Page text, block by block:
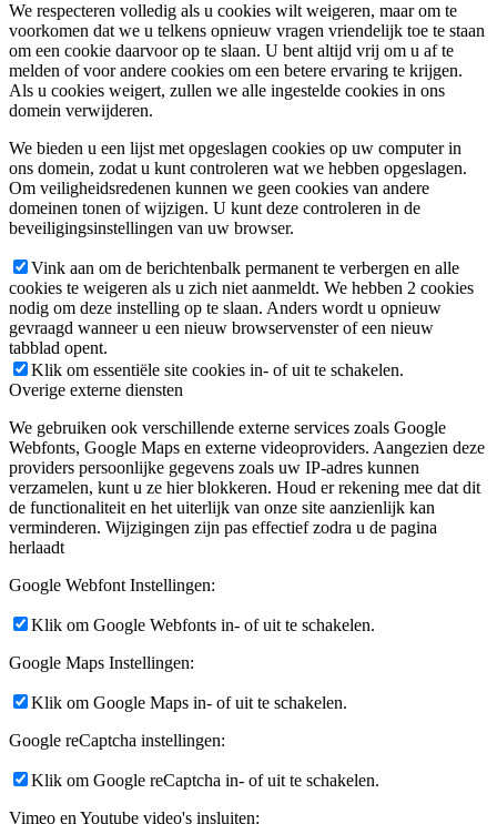
We respecteren volledig als u cookies wilt weigeren, maar om te
voorkomen dat we u telkens opnieuw vragen vriendelijk toe te staan
om een cookie daarvoor op te slaan. U bent altijd vrij om u af te
melden of voor andere cookies om een betere ervaring te krijgen.
Als u cookies weigert, zullen we alle ingestelde cookies in ons
domein verwijderen.
We bieden u een lijst met opgeslagen cookies op uw computer in
ons domein, zodat u kunt controleren wat we hebben opgeslagen.
Om veiligheidsredenen kunnen we geen cookies van andere
domeinen tonen of wijzigen. U kunt deze controleren in de
beveiligingsinstellingen van uw browser.
Vink aan om de berichtenbalk permanent te verbergen en alle
cookies te weigeren als u zich niet aanmeldt. We hebben 2 cookies
nodig om deze instelling op te slaan. Anders wordt u opnieuw
gevraagd wanneer u een nieuw browservenster of een nieuw
tabblad opent.
Klik om essentiële site cookies in- of uit te schakelen.
Overige externe diensten
We gebruiken ook verschillende externe services zoals Google
Webfonts, Google Maps en externe videoproviders. Aangezien deze
providers persoonlijke gegevens zoals uw IP-adres kunnen
verzamelen, kunt u ze hier blokkeren. Houd er rekening mee dat dit
de functionaliteit en het uiterlijk van onze site aanzienlijk kan
verminderen. Wijzigingen zijn pas effectief zodra u de pagina
herlaadt
Google Webfont Instellingen:
Klik om Google Webfonts in- of uit te schakelen.
Google Maps Instellingen:
Klik om Google Maps in- of uit te schakelen.
Google reCaptcha instellingen:
Klik om Google reCaptcha in- of uit te schakelen.
Vimeo en Youtube video's insluiten: